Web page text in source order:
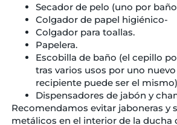
Secador de pelo (uno por
Colgador de papel higiénico-
Colgador para toallas.
Papelera.
Escobilla de baño (el cepillo
tras varios usos por uno
recipiente puede ser el
Dispensadores de jabón y
Recomendamos evitar jaboneras y
metálicos en el interior de la ducha